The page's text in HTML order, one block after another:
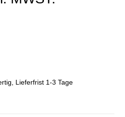
Lieferfrist 1-3 Tage